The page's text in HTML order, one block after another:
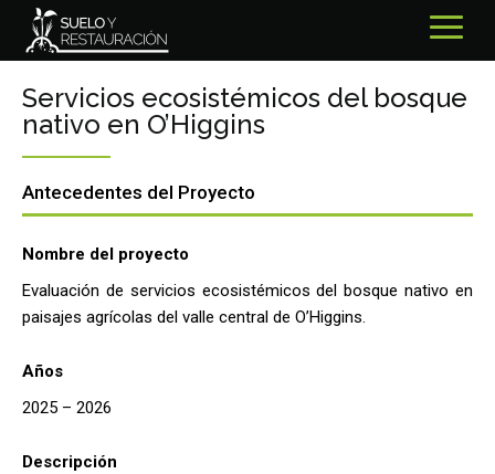
Servicios ecosistémicos del bosque
nativo en O’Higgins
Antecedentes del Proyecto
Nombre del proyecto
Evaluación de servicios ecosistémicos del bosque nativo en
paisajes agrícolas del valle central de O’Higgins.
Años
2025 – 2026
Descripción